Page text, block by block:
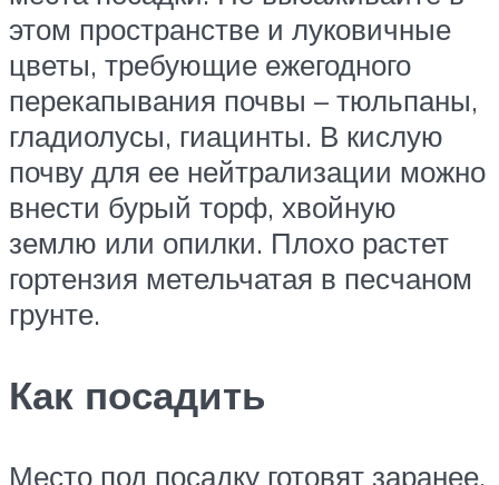
этом пространстве и луковичные
цветы, требующие ежегодного
перекапывания почвы – тюльпаны,
гладиолусы, гиацинты. В кислую
почву для ее нейтрализации можно
внести бурый торф, хвойную
землю или опилки. Плохо растет
гортензия метельчатая в песчаном
грунте.
Как посадить
Место под посадку готовят заранее.